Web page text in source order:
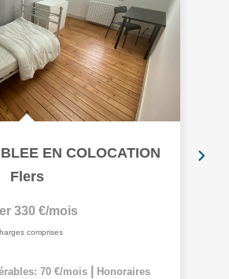
EN COLOCATION
Flers
330 €/mois
comprises
70 €/mois
Honoraires